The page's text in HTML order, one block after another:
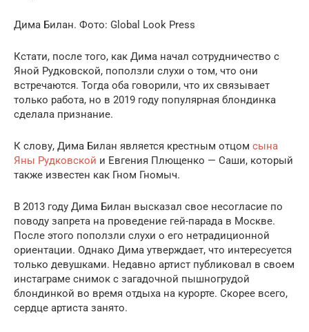
Дима Билан. Фото: Global Look Press
Кстати, после того, как Дима начал сотрудничество с
Яной Рудковской, поползли слухи о том, что они
встречаются. Тогда оба говорили, что их связывает
только работа, но в 2019 году популярная блондинка
сделала признание.
К слову, Дима Билан является крестным отцом сына
Яны Рудковской и Евгения Плющенко — Саши, который
также известен как Гном Гномыч.
В 2013 году Дима Билан высказал свое несогласие по
поводу запрета на проведение гей-парада в Москве.
После этого поползли слухи о его нетрадиционной
ориентации. Однако Дима утверждает, что интересуется
только девушками. Недавно артист публиковал в своем
инстаграме снимок с загадочной пышногрудой
блондинкой во время отдыха на курорте. Скорее всего,
сердце артиста занято.